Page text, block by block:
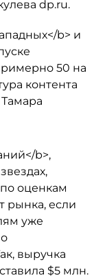
dp.ru.
b> и
50 на
контента
b>,
оценкам
рынка, если
уже
выручка
$5 млн.